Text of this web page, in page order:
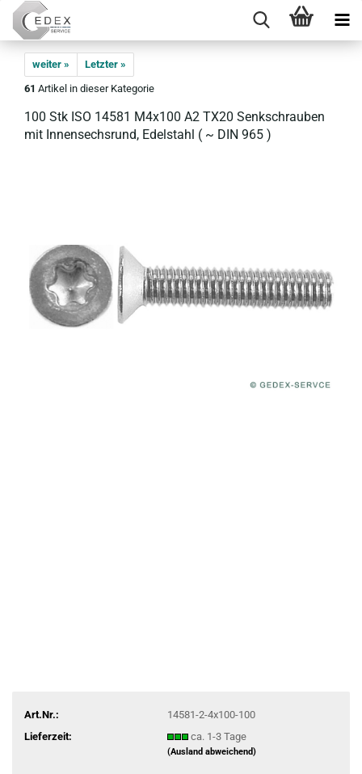
weiter »
Letzter »
61 Artikel in dieser Kategorie
100 Stk ISO 14581 M4x100 A2 TX20 Senk­schrau­ben
mit In­nen­sechs­rund, Edel­stahl ( ~ DIN 965 )
Art.Nr.:
14581-2-4x100-100
Lieferzeit:
ca. 1-3 Tage
(Ausland abweichend)